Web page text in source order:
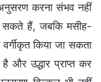
करना संभव नहीं
सकते हैं, जबकि मसीह-
वर्गीकृत किया जा सकता
उद्धार प्राप्त कर